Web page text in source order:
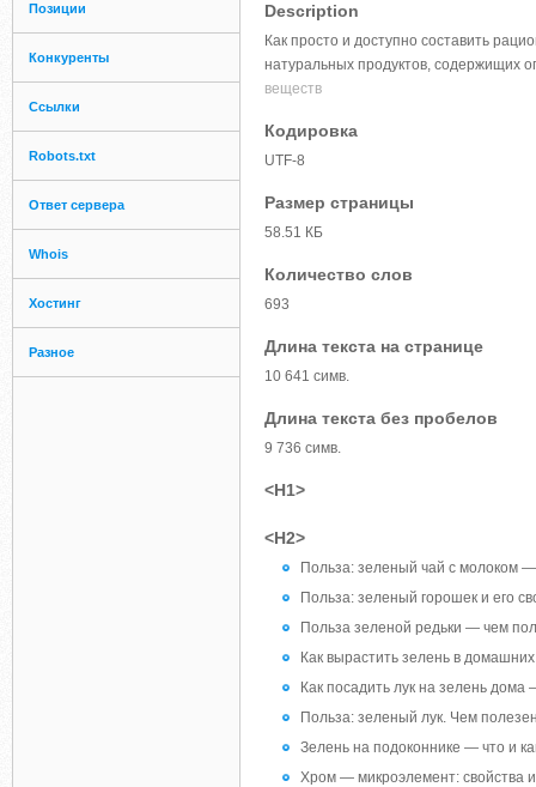
Позиции
Конкуренты
Ссылки
Robots.txt
Ответ сервера
Whois
Хостинг
Разное
Description
Как просто и доступно составить
натуральных продуктов, содержищих
веществ
Кодировка
UTF-8
Размер страницы
58.51 КБ
Количество слов
693
Длина текста на странице
10 641 симв.
Длина текста без пробелов
9 736 симв.
<H1>
<H2>
Польза: зеленый чай с молоком
Польза: зеленый горошек и его
Польза зеленой редьки — чем
Как вырастить зелень в
Как посадить лук на зелень
Польза: зеленый лук. Чем
Зелень на подоконнике — что и
Хром — микроэлемент: свойства